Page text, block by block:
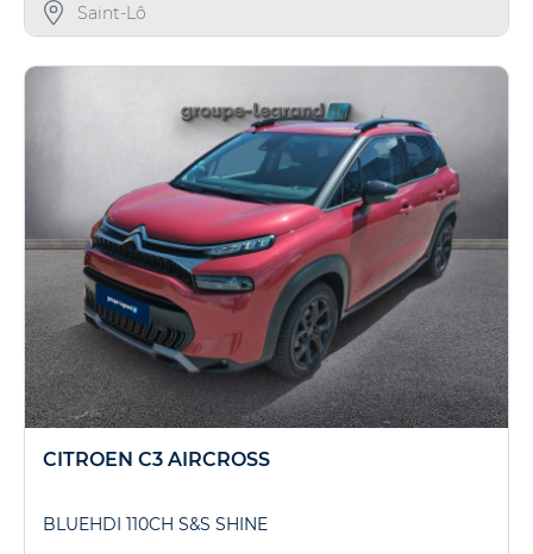
Saint-Lô
CITROEN C3 AIRCROSS
BLUEHDI 110CH S&S SHINE